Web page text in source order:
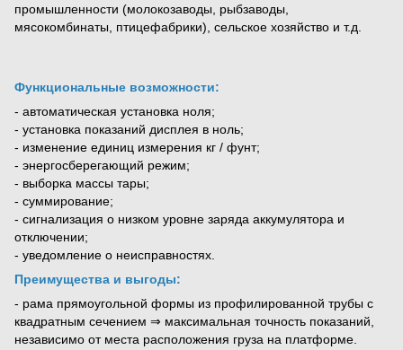
промышленности (молокозаводы, рыбзаводы,
мясокомбинаты, птицефабрики), сельское хозяйство и т.д.
Функциональные возможности:
- автоматическая установка ноля;
- установка показаний дисплея в ноль;
- изменение единиц измерения кг / фунт;
- энергосберегающий режим;
- выборка массы тары;
- суммирование;
- сигнализация о низком уровне заряда аккумулятора и
отключении;
- уведомление о неисправностях.
Преимущества и выгоды:
- рама прямоугольной формы из профилированной трубы с
квадратным сечением ⇒ максимальная точность показаний,
независимо от места расположения груза на платформе.